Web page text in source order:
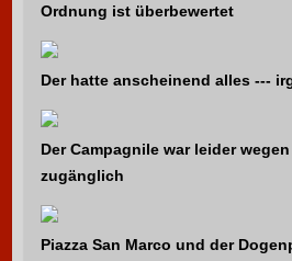
Ordnung ist überbewertet
Der hatte anscheinend alles ---
Der Campagnile war leider
zugänglich
Piazza San Marco und der